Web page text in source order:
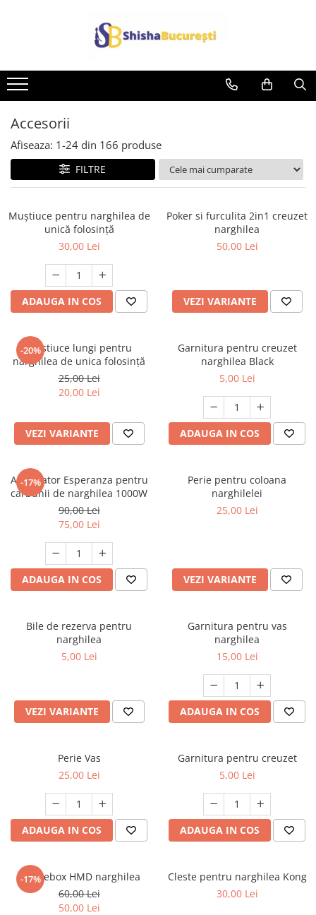
Accesorii
Afiseaza: 1-24 din 166 produse
FILTRE
Muștiuce pentru narghilea de
unică folosință
30,00 Lei
ADAUGA IN COS
Poker si furculita 2in1 creuzet
narghilea
50,00 Lei
VEZI VARIANTE
-20%
Mustiuce lungi pentru
narghilea de unica folosință
25,00 Lei
20,00 Lei
VEZI VARIANTE
Garnitura pentru creuzet
narghilea Black
5,00 Lei
ADAUGA IN COS
-17%
Aprinzator Esperanza pentru
carbunii de narghilea 1000W
90,00 Lei
75,00 Lei
ADAUGA IN COS
Perie pentru coloana
narghilelei
25,00 Lei
VEZI VARIANTE
Bile de rezerva pentru
narghilea
5,00 Lei
VEZI VARIANTE
Garnitura pentru vas
narghilea
15,00 Lei
ADAUGA IN COS
Perie Vas
25,00 Lei
ADAUGA IN COS
Garnitura pentru creuzet
5,00 Lei
ADAUGA IN COS
-17%
Smokebox HMD narghilea
60,00 Lei
50,00 Lei
Cleste pentru narghilea Kong
30,00 Lei